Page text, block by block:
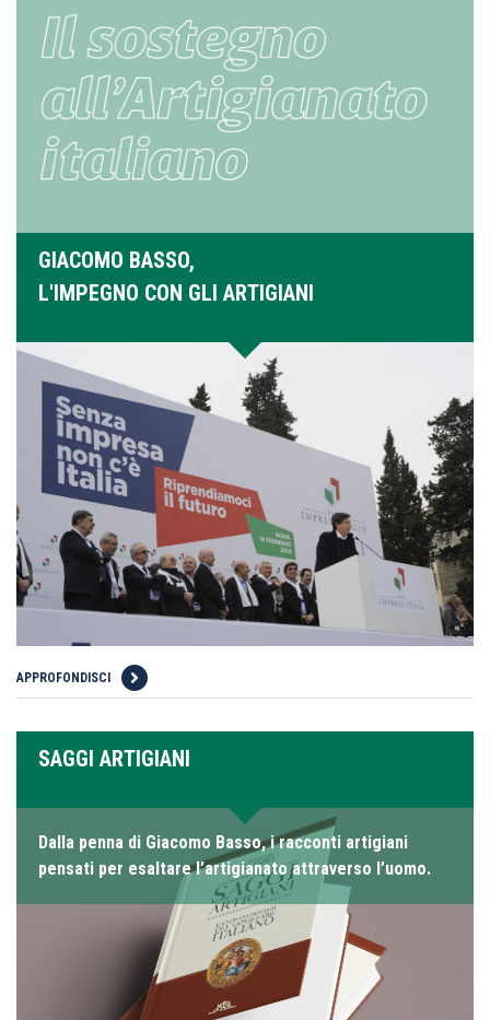
GIACOMO BASSO,
L'IMPEGNO CON GLI ARTIGIANI
APPROFONDISCI
SAGGI ARTIGIANI
Dalla penna di Giacomo Basso, i racconti artigiani
pensati per esaltare l’artigianato attraverso l’uomo.